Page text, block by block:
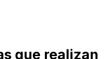
que realizan